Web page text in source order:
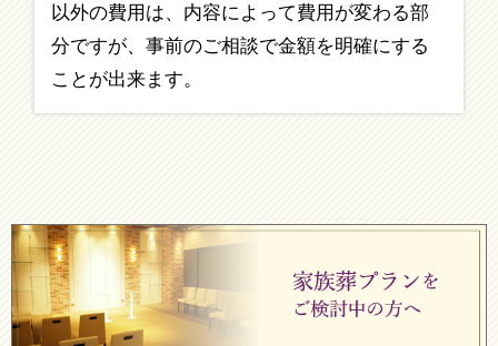
以外の費用は、内容によって費用が変わる部
分ですが、事前のご相談で金額を明確にする
ことが出来ます。